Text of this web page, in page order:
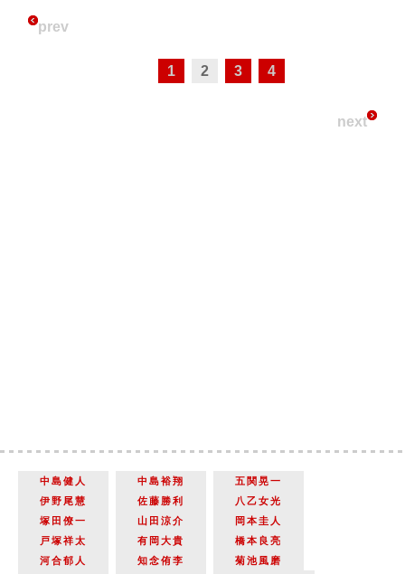
prev
1 2 3 4
next
中島健人 中島裕翔
五関晃一
伊野尾慧
佐藤勝利
八乙女光
塚田僚一
山田涼介
岡本圭人
戸塚祥太
有岡大貴
橋本良亮
河合郁人
知念侑李 菊池風磨